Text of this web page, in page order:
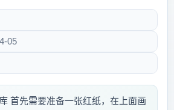
05
首先需要准备一张红纸，在上面画